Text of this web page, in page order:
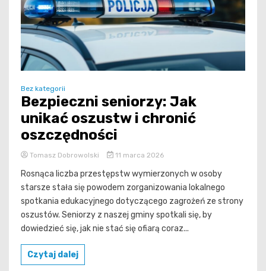
Bez kategorii
Bezpieczni seniorzy: Jak
unikać oszustw i chronić
oszczędności
Tomasz Dobrowolski 11 marca 2026
Rosnąca liczba przestępstw wymierzonych w osoby
starsze stała się powodem zorganizowania lokalnego
spotkania edukacyjnego dotyczącego zagrożeń ze strony
oszustów. Seniorzy z naszej gminy spotkali się, by
dowiedzieć się, jak nie stać się ofiarą coraz...
Czytaj dalej